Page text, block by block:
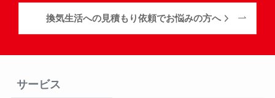
換気生活への見積もり依頼でお悩みの方へ
サービス